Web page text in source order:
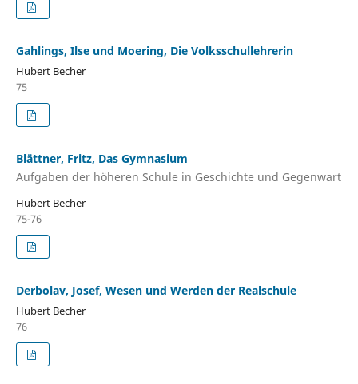
Gahlings, Ilse und Moering, Die Volksschullehrerin
Hubert Becher
75
Blättner, Fritz, Das Gymnasium
Aufgaben der höheren Schule in Geschichte und Gegenwart
Hubert Becher
75-76
Derbolav, Josef, Wesen und Werden der Realschule
Hubert Becher
76